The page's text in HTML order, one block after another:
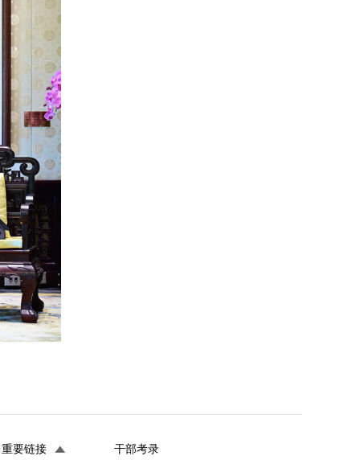
重要链接 干部考录